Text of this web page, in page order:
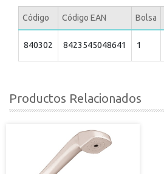
Código Código EAN Bolsa
840302 8423545048641 1
Productos Relacionados